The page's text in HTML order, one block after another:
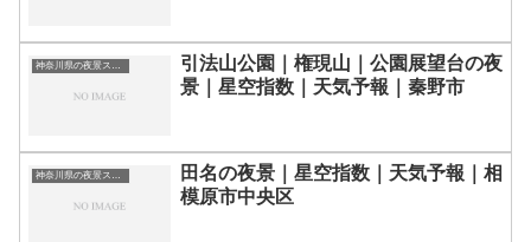
神奈川県の夜景スポット一覧
引法山公園｜権現山｜公園展望台の夜
景｜星空指数｜天気予報｜秦野市
神奈川県の夜景スポット一覧
田名の夜景｜星空指数｜天気予報｜相
模原市中央区